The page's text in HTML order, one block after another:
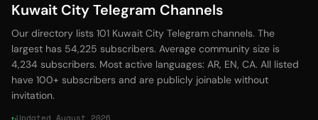
Kuwait City Telegram Channels
Our directory lists 101 Kuwait City Telegram channels. The
largest has 54,225 subscribers. Average community size is
4,234 subscribers. Most active languages: AR, EN, CA. All listed
have 100+ subscribers and are publicly joinable without
invitation.